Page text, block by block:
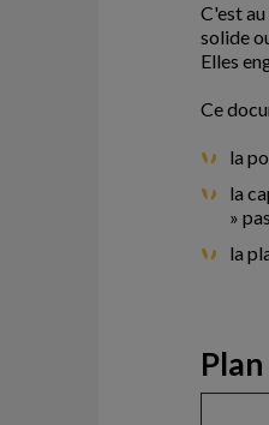
C'est
solide
Elles
Ce
la
la
»
la